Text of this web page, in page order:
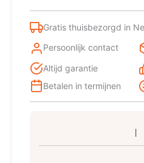
Ingebouwd
101
l
E
aantal
Gratis thuisbezorgd in
Persoonlijk contact
Altijd garantie
Betalen in termijnen